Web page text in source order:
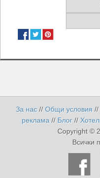
За нас //Общи условия //
реклама // Блог //
Copyright ©
Всички